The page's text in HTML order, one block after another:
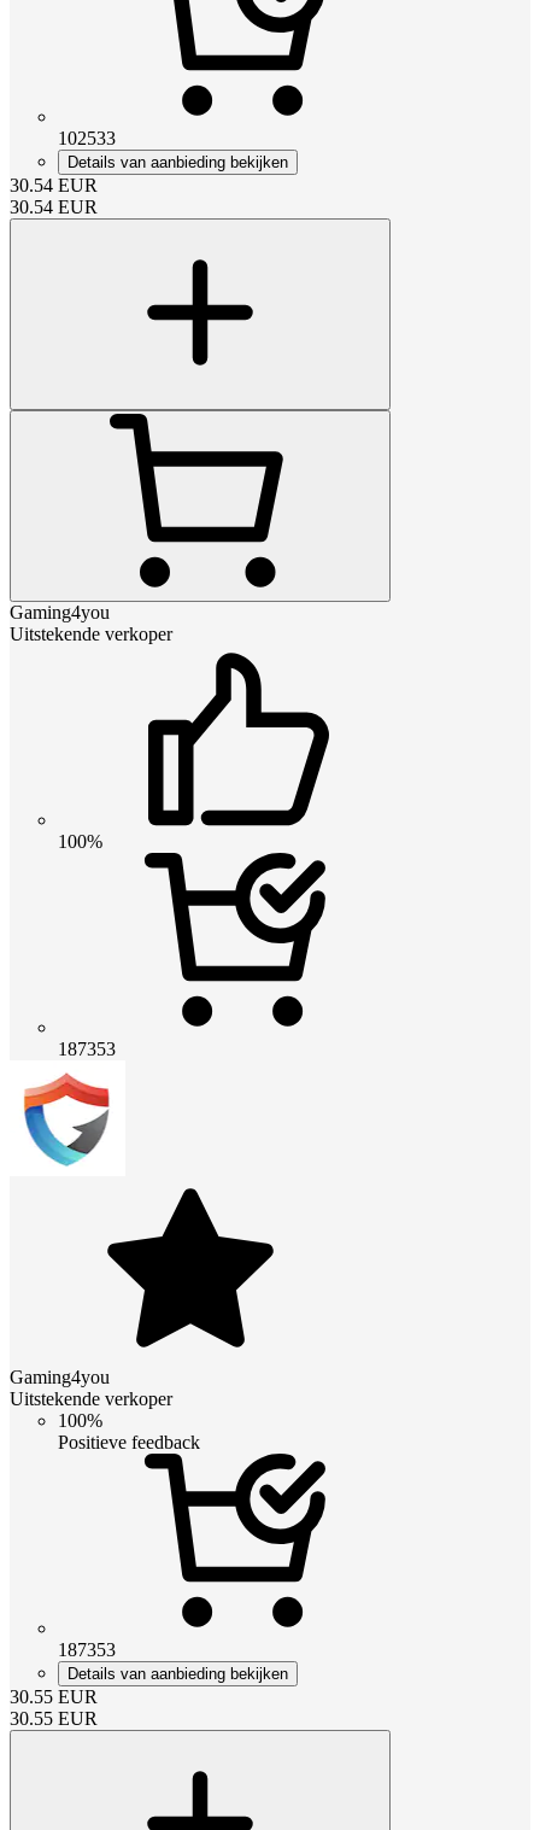
102533
Details van aanbieding bekijken
30.54 EUR
30.54 EUR
Gaming4you
Uitstekende verkoper
100%
187353
Gaming4you
Uitstekende verkoper
100%
Positieve feedback
187353
Details van aanbieding bekijken
30.55 EUR
30.55 EUR